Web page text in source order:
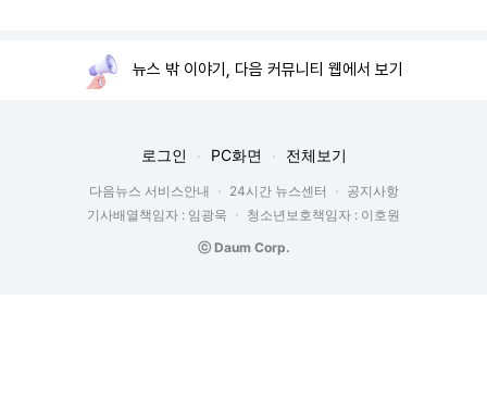
뉴스 밖 이야기, 다음 커뮤니티 웹에서 보기
로그인 PC화면 전체보기
다음뉴스 서비스안내 24시간 뉴스센터
공지사항
기사배열책임자 : 임광욱
청소년보호책임자 : 이호원
ⓒ Daum Corp.